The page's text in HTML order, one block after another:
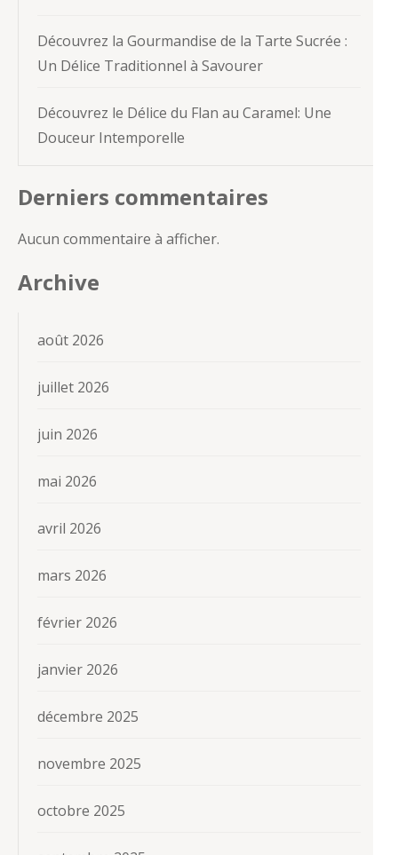
Découvrez la Gourmandise de la Tarte Sucrée :
Un Délice Traditionnel à Savourer
Découvrez le Délice du Flan au Caramel: Une
Douceur Intemporelle
Derniers commentaires
Aucun commentaire à afficher.
Archive
août 2026
juillet 2026
juin 2026
mai 2026
avril 2026
mars 2026
février 2026
janvier 2026
décembre 2025
novembre 2025
octobre 2025